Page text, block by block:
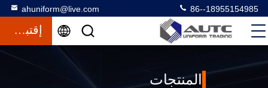
ahuniform@live.com 86--18955154985
إقتباس
المنتجات